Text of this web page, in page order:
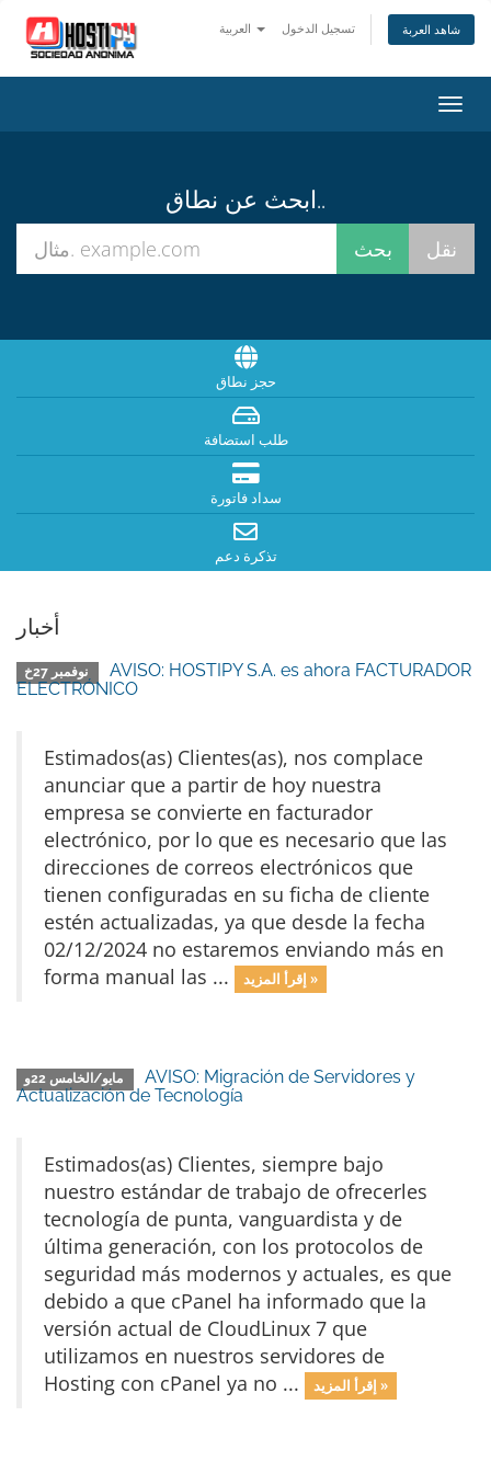
تسجيل الدخول شاهد العربة
تبديل
التنقل
ابحث عن نطاق..
حجز نطاق
طلب استضافة
سداد فاتورة
تذكرة دعم
أخبار
AVISO: HOSTIPY S.A. es ahora FACTURADOR
ELECTRÓNICO
Estimados(as) Clientes(as), nos complace
anunciar que a partir de hoy nuestra
empresa se convierte en facturador
electrónico, por lo que es necesario que las
direcciones de correos electrónicos que
tienen configuradas en su ficha de cliente
estén actualizadas, ya que desde la fecha
02/12/2024 no estaremos enviando más en
forma manual las ...
إقرأ المزيد »
AVISO: Migración de Servidores y
Actualización de Tecnología
Estimados(as) Clientes, siempre bajo
nuestro estándar de trabajo de ofrecerles
tecnología de punta, vanguardista y de
última generación, con los protocolos de
seguridad más modernos y actuales, es que
debido a que cPanel ha informado que la
versión actual de CloudLinux 7 que
utilizamos en nuestros servidores de
Hosting con cPanel ya no ...
إقرأ المزيد »